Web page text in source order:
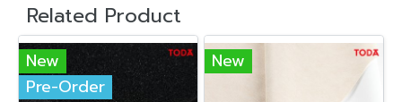
Related Product
New
Pre-Order
New